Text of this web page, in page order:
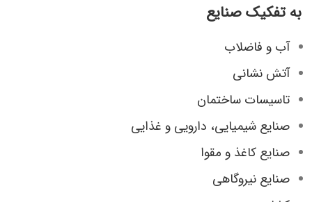
به تفکیک صنایع
آب و فاضلاب
آتش نشانی
تاسیسات ساختمان
صنایع شیمیایی، دارویی و غذایی
صنایع کاغذ و مقوا
صنایع نیروگاهی